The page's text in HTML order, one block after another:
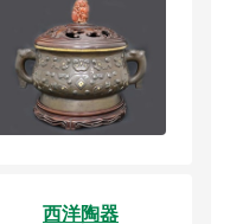
西洋陶器